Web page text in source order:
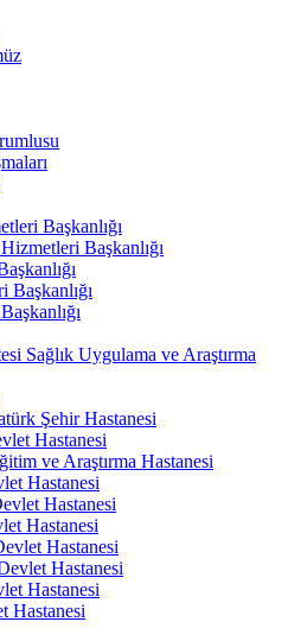
Başkanlığı
Başkanlığı
Başkanlığı
Sağlık Uygulama ve Araştırma
Şehir Hastanesi
Hastanesi
ve Araştırma Hastanesi
Hastanesi
Hastanesi
Hastanesi
Hastanesi
Hastanesi
Hastanesi
Hastanesi